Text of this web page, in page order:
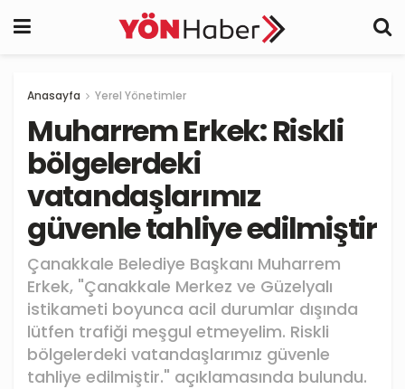
Anasayfa Yerel Yönetimler
Muharrem Erkek: Riskli
bölgelerdeki
vatandaşlarımız
güvenle tahliye edilmiştir
Çanakkale Belediye Başkanı Muharrem
Erkek, "Çanakkale Merkez ve Güzelyalı
istikameti boyunca acil durumlar dışında
lütfen trafiği meşgul etmeyelim. Riskli
bölgelerdeki vatandaşlarımız güvenle
tahliye edilmiştir." açıklamasında bulundu.